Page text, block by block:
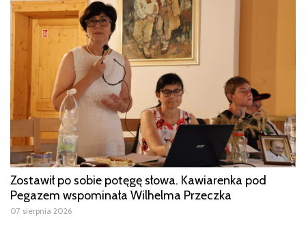
Zostawił po sobie potęgę słowa. Kawiarenka pod
Pegazem wspominała Wilhelma Przeczka
07 sierpnia 2026